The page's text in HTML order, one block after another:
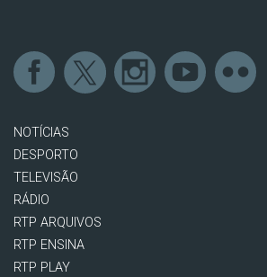
NOTÍCIAS
DESPORTO
TELEVISÃO
RÁDIO
RTP ARQUIVOS
RTP ENSINA
RTP PLAY